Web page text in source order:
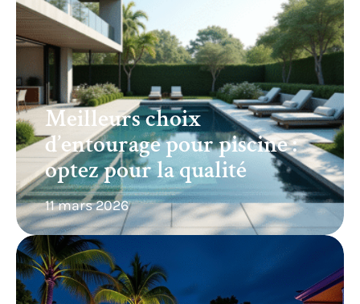
Meilleurs choix
d’entourage pour piscine :
optez pour la qualité
11 mars 2026